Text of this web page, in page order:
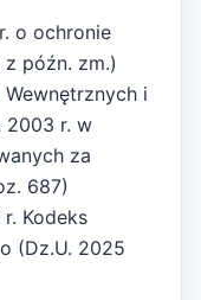
o ochronie
późn. zm.)
i
2003 r. w
za
687)
Kodeks
(Dz.U. 2025